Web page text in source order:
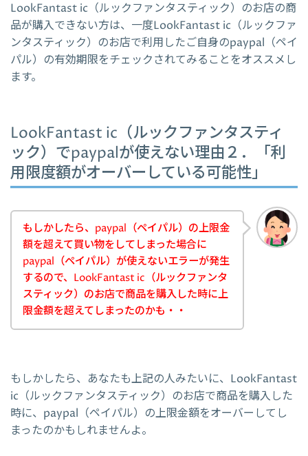
LookFantast ic（ルックファンタスティック）のお店の商
品が購入できない方は、一度LookFantast ic（ルックファ
ンタスティック）のお店で利用したご自身のpaypal（ペイ
パル）の有効期限をチェックされてみることをオススメし
ます。
LookFantast ic（ルックファンタスティ
ック）でpaypalが使えない理由２．「利
用限度額がオーバーしている可能性」
もしかしたら、paypal（ペイパル）の上限金
額を超えて買い物をしてしまった場合に
paypal（ペイパル）が使えないエラーが発生
するので、LookFantast ic（ルックファンタ
スティック）のお店で商品を購入した時に上
限金額を超えてしまったのかも・・
もしかしたら、あなたも上記の人みたいに、LookFantast
ic（ルックファンタスティック）のお店で商品を購入した
時に、paypal（ペイパル）の上限金額をオーバーしてし
まったのかもしれませんよ。